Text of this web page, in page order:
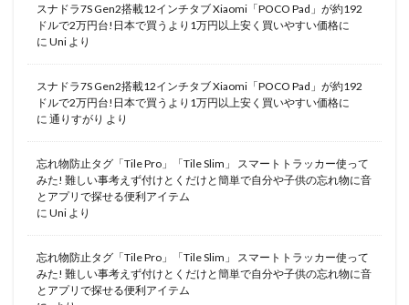
スナドラ7S Gen2搭載12インチタブ Xiaomi「POCO Pad」が約192
ドルで2万円台!日本で買うより1万円以上安く買いやすい価格に
に Uni より
スナドラ7S Gen2搭載12インチタブ Xiaomi「POCO Pad」が約192
ドルで2万円台!日本で買うより1万円以上安く買いやすい価格に
に 通りすがり より
忘れ物防止タグ「Tile Pro」「Tile Slim」 スマートトラッカー使って
みた! 難しい事考えず付けとくだけと簡単で自分や子供の忘れ物に音
とアプリで探せる便利アイテム
に Uni より
忘れ物防止タグ「Tile Pro」「Tile Slim」 スマートトラッカー使って
みた! 難しい事考えず付けとくだけと簡単で自分や子供の忘れ物に音
とアプリで探せる便利アイテム